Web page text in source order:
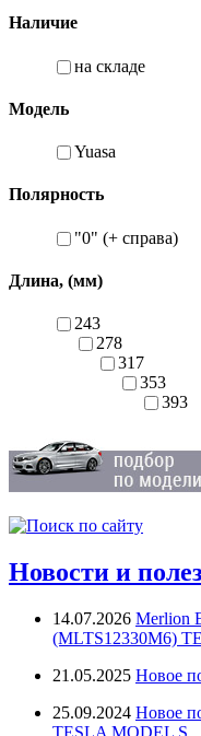
Наличие
на складе
Модель
Yuasa
Полярность
"0" (+ справа)
Длина, (мм)
243
278
317
353
393
Новости и
14.07.2026 Merlion
(MLTS12330M6)
21.05.2025 Новое
25.09.2024 Новое
TESLA MODEL S